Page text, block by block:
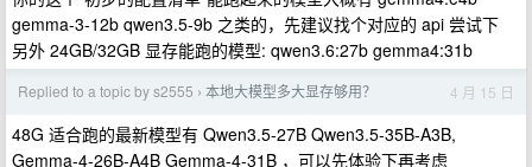
gemma-3-12b qwen3.5-9b 之类的，先建议找个对应的 api 尝试下
另外 24GB/32GB 显存能跑的模型: qwen3.6:27b gemma4:31b
Replied to a topic by s2555 › 本地大模型多大显存够用？ 4 月 15 日
48G 适合跑的最新模型有 Qwen3.5-27B Qwen3.5-35B-A3B,
Gemma-4-26B-A4B Gemma-4-31B ，可以先体验下再考虑